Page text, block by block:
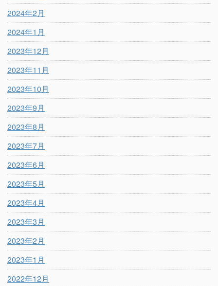
2024年2月
2024年1月
2023年12月
2023年11月
2023年10月
2023年9月
2023年8月
2023年7月
2023年6月
2023年5月
2023年4月
2023年3月
2023年2月
2023年1月
2022年12月